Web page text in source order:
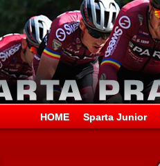
HOME Sparta Junior